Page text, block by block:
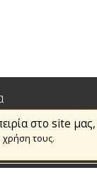
στο site
τους.